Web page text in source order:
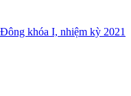
khóa I, nhiệm kỳ 2021